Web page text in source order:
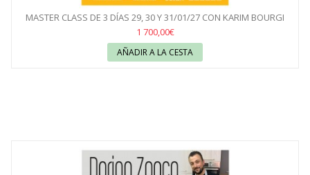
MASTER CLASS DE 3 DÍAS 29, 30 Y 31/01/27 CON KARIM BOURGI
1 700,00€
AÑADIR A LA CESTA